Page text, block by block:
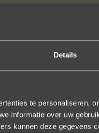
Details
te personaliseren,
informatie over uw
kunnen deze gegevens
tijd klaar. Kan niet anders
Ennio Drost